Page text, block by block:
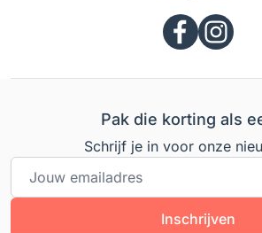
Pak die korting als
Schrijf je in voor onze
E-mailadres
Inschrijven